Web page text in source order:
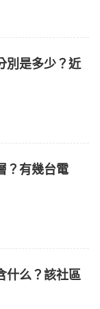
別是多少？近
？有幾台電
什么？該社區